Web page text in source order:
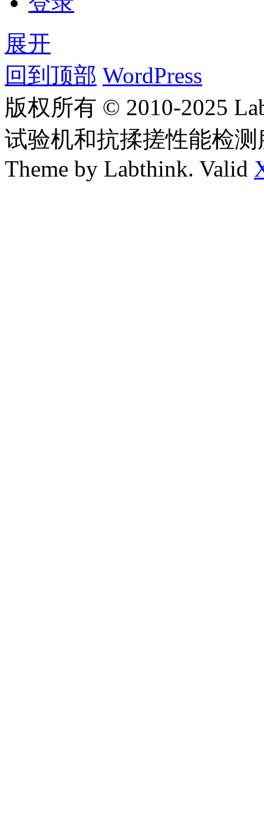
展开
回到顶部 WordPress
版权所有 © 2010-2025
试验机和抗揉搓性能检
Theme by Labthink. Valid